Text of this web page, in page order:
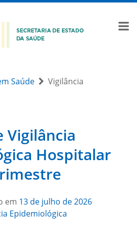
Saúde
Vigilância
Vigilância
Hospitalar
em 13 de julho de 2026
Epidemiológica